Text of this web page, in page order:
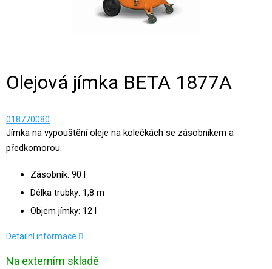
Olejová jímka BETA 1877A
018770080
Jímka na vypouštění oleje na kolečkách se zásobníkem a
předkomorou.
Zásobník: 90 l
Délka trubky: 1,8 m
Objem jímky: 12 l
Detailní informace
Na externím skladě